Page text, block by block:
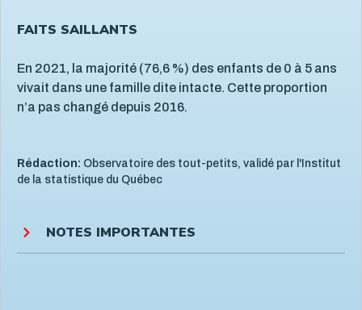
Services de santé et services sociaux
Situation économique
Utilisation des écrans
FAITS SAILLANTS
En 2021, la majorité (76,6 %) des enfants de 0 à 5 ans
vivait dans une famille dite intacte. Cette proportion
n’a pas changé depuis 2016.
Rédaction: Observatoire des tout-petits, validé par l'Institut
de la statistique du Québec
NOTES IMPORTANTES